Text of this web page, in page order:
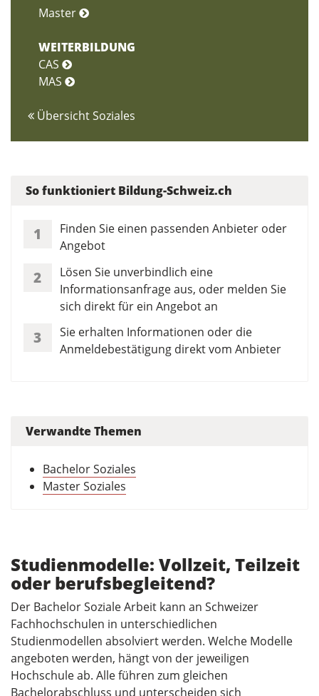
Master
WEITERBILDUNG
CAS
MAS
Übersicht Soziales
Studienmodelle: Vollzeit, Teilzeit
oder berufsbegleitend?
Der Bachelor Soziale Arbeit kann an Schweizer
Fachhochschulen in unterschiedlichen
Studienmodellen absolviert werden. Welche Modelle
angeboten werden, hängt von der jeweiligen
Hochschule ab. Alle führen zum gleichen
Bachelorabschluss und unterscheiden sich
So funktioniert Bildung-Schweiz.ch
1
Finden Sie einen passenden Anbieter oder
Angebot
2
Lösen Sie unverbindlich eine
Informationsanfrage aus, oder melden Sie
sich direkt für ein Angebot an
3
Sie erhalten Informationen oder die
Anmeldebestätigung direkt vom Anbieter
Verwandte Themen
Bachelor Soziales
Master Soziales